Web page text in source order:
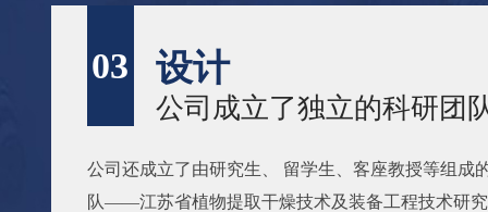
03 设计
公司成立了独立的科研团
公司还成立了由研究生、 留学生、客座教授等组成
队——江苏省植物提取干燥技术及装备工程技术研